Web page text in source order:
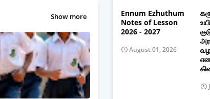
Show more
Ennum Ezhuthum
Notes of Lesson
2026 - 2027
August 01, 2026